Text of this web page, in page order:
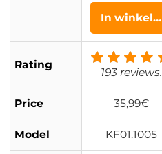
Filter Met
ale Dichtheid
Meerlaags
oat Optisch
s Nano Xcel
ie
In
Rating
193 reviews.
Price 35,99€
Model KF01.1005